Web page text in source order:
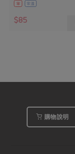
葷 常溫
$85
購物說明